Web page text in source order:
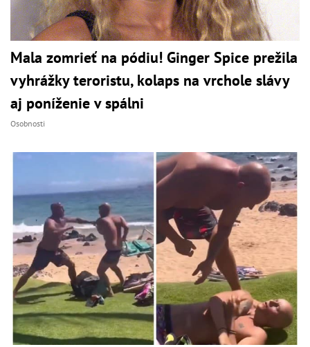
Mala zomrieť na pódiu! Ginger Spice prežila
vyhrážky teroristu, kolaps na vrchole slávy
aj poníženie v spálni
Osobnosti